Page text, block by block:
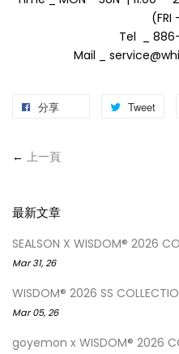
(FRI
Tel _ 886-
Mail _
分享 Tweet
← 上一頁
最新文章
SEALSON X WISDOM® 2026
Mar 31, 26
WISDOM® 2026 SS
Mar 05, 26
goyemon x WISDOM® 2026